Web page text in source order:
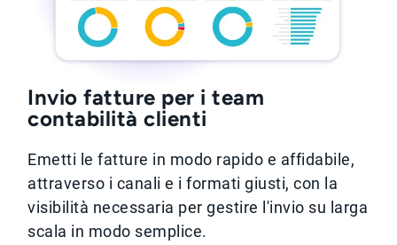
Invio fatture per i team
contabilità clienti
Emetti le fatture in modo rapido e affidabile,
attraverso i canali e i formati giusti, con la
visibilità necessaria per gestire l'invio su larga
scala in modo semplice.